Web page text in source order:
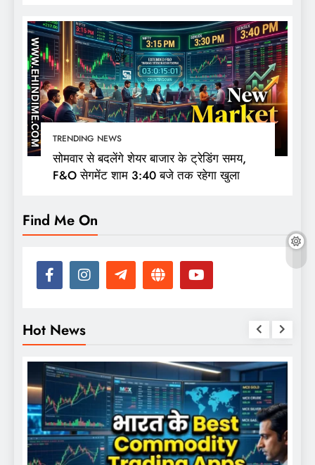
TRENDING NEWS
सोमवार से बदलेंगे शेयर बाजार के ट्रेडिंग समय,
F&O सेगमेंट शाम 3:40 बजे तक रहेगा खुला
Find Me On
Hot News